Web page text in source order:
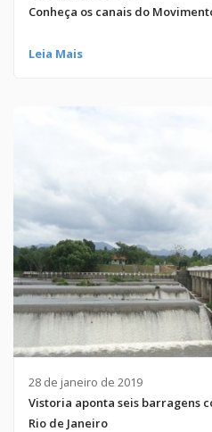
Conheça os canais do
Leia Mais
28 de janeiro de 2019
Vistoria aponta seis barragens
Rio de Janeiro